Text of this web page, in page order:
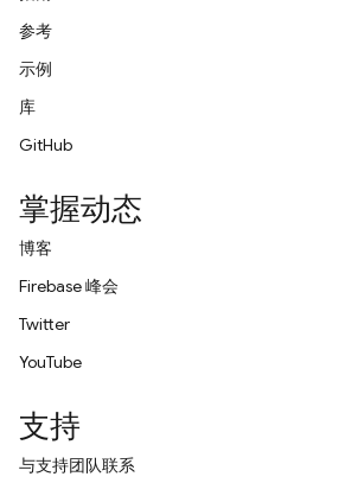
参考
示例
库
GitHub
掌握动态
博客
Firebase 峰会
Twitter
YouTube
支持
与支持团队联系